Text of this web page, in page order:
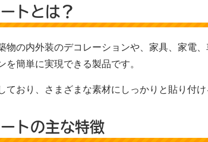
トとは？
物の内外装のデコレーションや、家具、家電
を簡単に実現できる製品です。
ており、さまざまな素材にしっかりと貼り付
トの主な特徴